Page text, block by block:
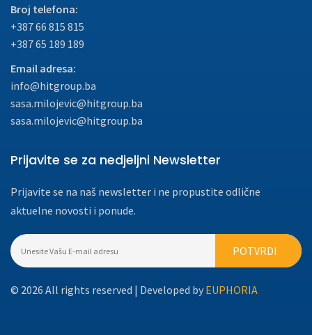
Broj telefona:
+387 66 815 815
+387 65 189 189
Email adresa:
info@hitgroup.ba
sasa.milojevic@hitgroup.ba
sasa.milojevic@hitgroup.ba
Prijavite se za nedjeljni Newsletter
Prijavite se na naš newsletter i ne propustite odlične
aktuelne novosti i ponude.
© 2026 All rights reserved | Developed by EUPHORIA